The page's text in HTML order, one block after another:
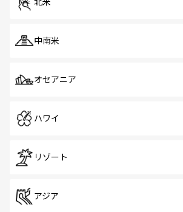
中南米
オセアニア
ハワイ
リゾート
アジア